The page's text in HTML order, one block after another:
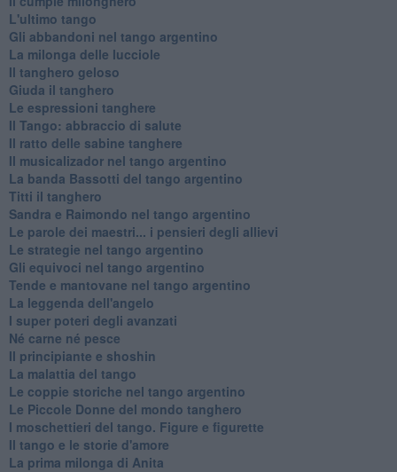
L'ultimo tango
Gli abbandoni nel tango argentino
La milonga delle lucciole
Il tanghero geloso
Giuda il tanghero
Le espressioni tanghere
Il Tango: abbraccio di salute
Il ratto delle sabine tanghere
Il musicalizador nel tango argentino
La banda Bassotti del tango argentino
Titti il tanghero
Sandra e Raimondo nel tango argentino
Le parole dei maestri... i pensieri degli allievi
Le strategie nel tango argentino
Gli equivoci nel tango argentino
Tende e mantovane nel tango argentino
La leggenda dell'angelo
I super poteri degli avanzati
​Né carne né pesce
Il principiante e shoshin
La malattia del tango
Le coppie storiche nel tango argentino
​Le Piccole Donne del mondo tanghero
I moschettieri del tango. Figure e figurette
Il tango e le storie d'amore
​La prima milonga di Anita